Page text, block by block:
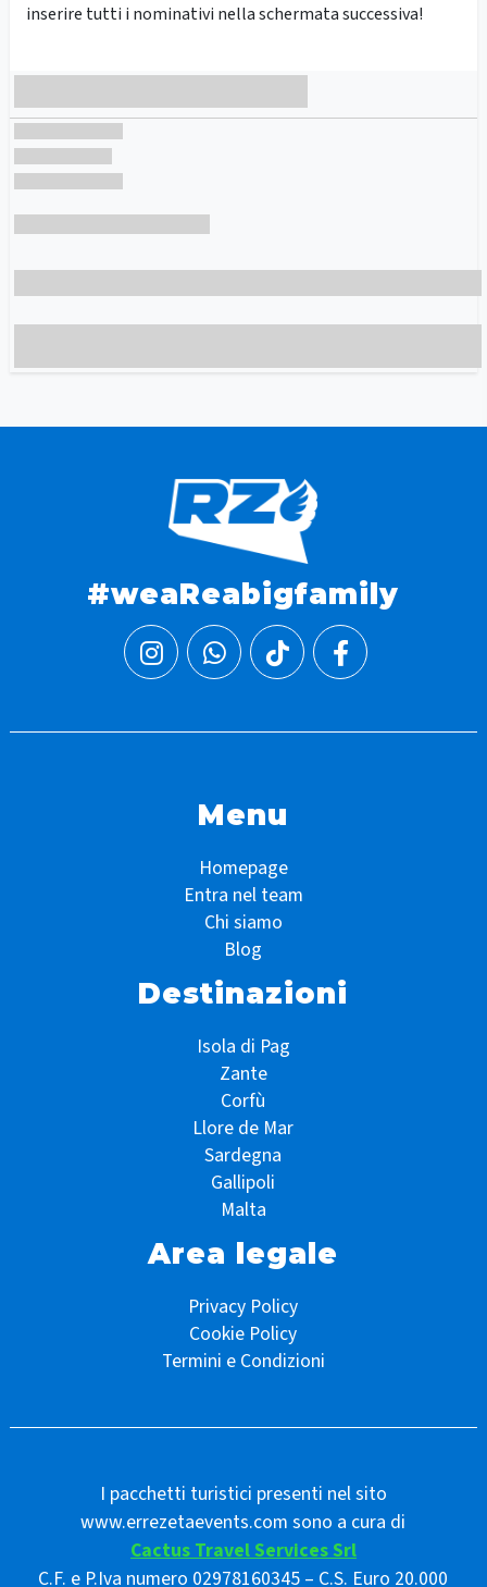
inserire tutti i nominativi nella schermata successiva!
#weaReabigfamily
Menu
Homepage
Entra nel team
Chi siamo
Blog
Destinazioni
Isola di Pag
Zante
Corfù
Llore de Mar
Sardegna
Gallipoli
Malta
Area legale
Privacy Policy
Cookie Policy
Termini e Condizioni
I pacchetti turistici presenti nel sito
www.errezetaevents.com sono a cura di
Cactus Travel Services Srl
C.F. e P.Iva numero 02978160345 – C.S. Euro 20.000